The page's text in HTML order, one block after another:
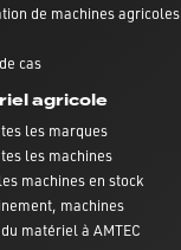
de machines agricoles
cas
agricole
les marques
les machines
machines en stock
machines
matériel à AMTEC